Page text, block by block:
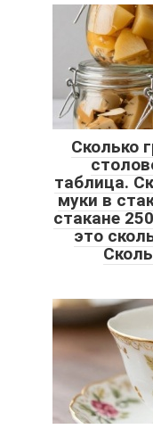
Сколько
таблица.
муки в
стакане
это